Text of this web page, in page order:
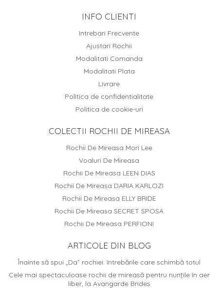
INFO CLIENTI
Intrebari Frecvente
Ajustari Rochii
Modalitati Comanda
Modalitati Plata
Livrare
Politica de confidentialitate
Politica de cookie-uri
COLECTII ROCHII DE MIREASA
Rochii De Mireasa Mori Lee
Voaluri De Mireasa
Rochii De Mireasa LEEN DIAS
Rochii De Mireasa DARIA KARLOZI
Rochii De Mireasa ELLY BRIDE
Rochii De Mireasa SECRET SPOSA
Rochii De Mireasa PERFIONI
ARTICOLE DIN BLOG
Înainte să spui „Da” rochiei: întrebările care schimbă totul
Cele mai spectaculoase rochii de mireasă pentru nunțile în aer
liber, la Avangarde Brides